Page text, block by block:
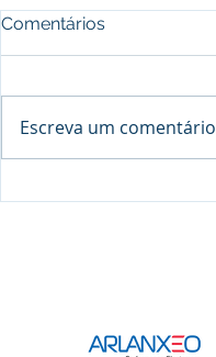
Comentários
Escreva um comentário